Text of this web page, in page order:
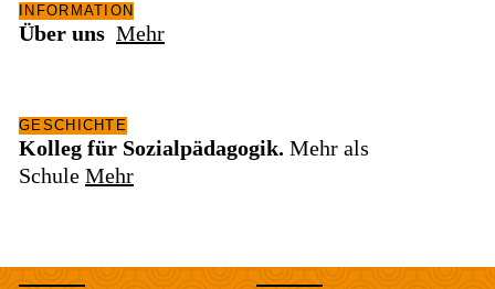
INFORMATION
Über uns Mehr
GESCHICHTE
Kolleg für Sozialpädagogik. Mehr als
Schule Mehr